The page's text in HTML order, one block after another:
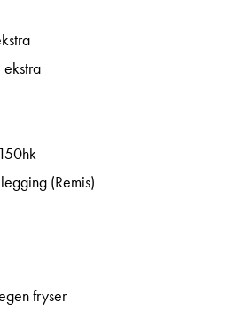
noe? Spør!
(Remis)
fryser